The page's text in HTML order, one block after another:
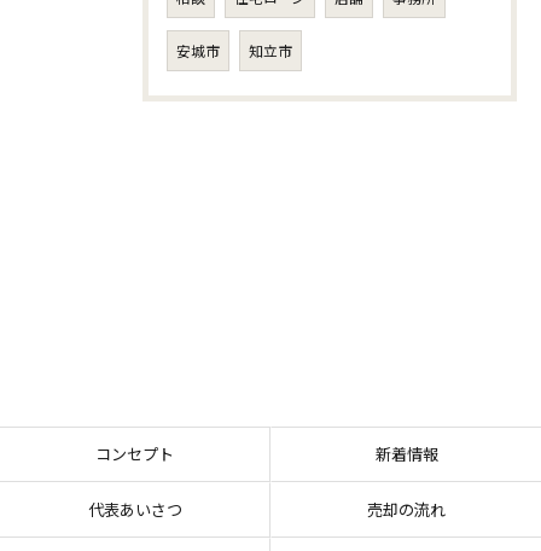
安城市 知立市
コンセプト 新着情報
代表あいさつ 売却の流れ